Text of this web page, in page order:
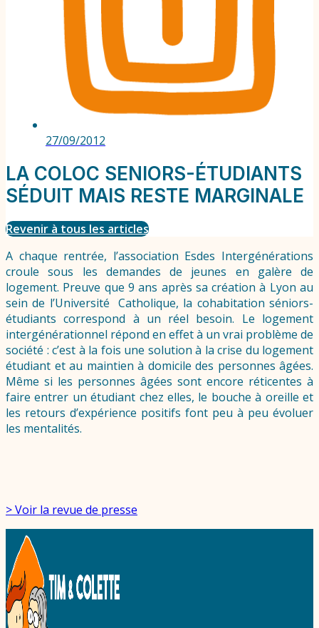
27/09/2012
LA COLOC SENIORS-ÉTUDIANTS
SÉDUIT MAIS RESTE MARGINALE
Revenir à tous les articles
A chaque rentrée, l’association Esdes Intergénérations
croule sous les demandes de jeunes en galère de
logement. Preuve que 9 ans après sa création à Lyon au
sein de l’Université Catholique, la cohabitation séniors-
étudiants correspond à un réel besoin. Le logement
intergénérationnel répond en effet à un vrai problème de
société : c’est à la fois une solution à la crise du logement
étudiant et au maintien à domicile des personnes âgées.
Même si les personnes âgées sont encore réticentes à
faire entrer un étudiant chez elles, le bouche à oreille et
les retours d’expérience positifs font peu à peu évoluer
les mentalités.
> Voir la revue de presse